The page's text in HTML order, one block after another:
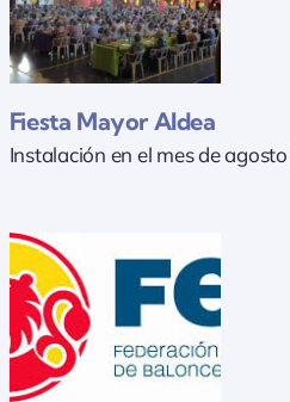
Fiesta Mayor Aldea
Instalación en el mes de